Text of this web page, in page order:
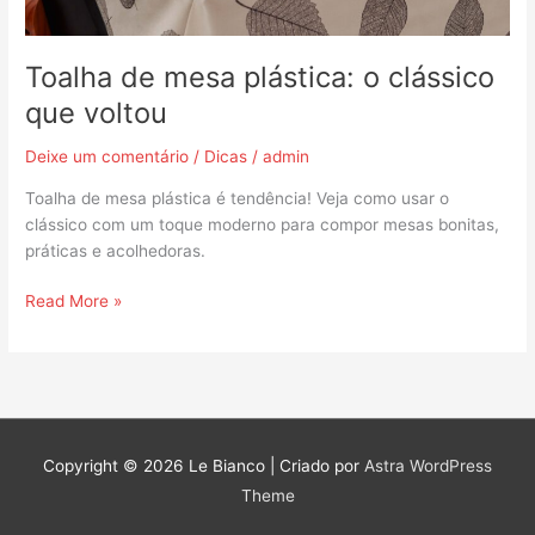
Toalha de mesa plástica: o clássico
que voltou
Deixe um comentário / Dicas /admin
Toalha de mesa plástica é tendência! Veja como usar o
clássico com um toque moderno para compor mesas bonitas,
práticas e acolhedoras.
Read More »
Copyright © 2026 Le Bianco | Criado por Astra WordPress
Theme